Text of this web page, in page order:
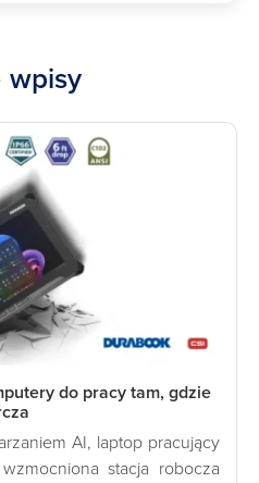
wpisy
do pracy tam, gdzie
AI, laptop pracujący
stacja robocza